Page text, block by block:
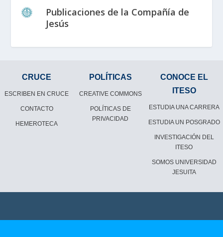
Publicaciones de la Compañía de
Jesús
CRUCE
ESCRIBEN EN CRUCE
CONTACTO
HEMEROTECA
POLÍTICAS
CREATIVE COMMONS
POLÍTICAS DE
PRIVACIDAD
CONOCE EL
ITESO
ESTUDIA UNA CARRERA
ESTUDIA UN POSGRADO
INVESTIGACIÓN DEL
ITESO
SOMOS UNIVERSIDAD
JESUITA